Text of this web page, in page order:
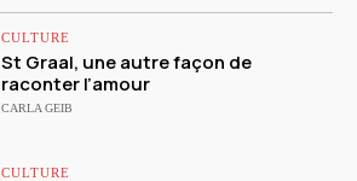
CULTURE
St Graal, une autre façon de
raconter l’amour
CARLA GEIB
CULTURE